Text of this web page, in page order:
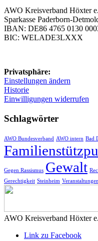
AWO Kreisverband Höxter
Sparkasse Paderborn-
IBAN: DE86 4765 0130
BIC: WELADE3LXXX
Privatsphäre:
Einstellungen ändern
Historie
Einwilligungen widerrufen
Schlagwörter
AWO Bundesverband AWO intern Bad
Gegen Rassismus Gewalt
Gerechtigkeit Steinheim
AWO Kreisverband Höxter
Link zu Facebook